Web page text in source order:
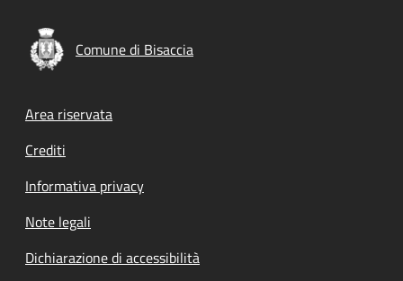
Comune di Bisaccia
Footer menu
Area riservata
Crediti
Informativa privacy
Note legali
Dichiarazione di accessibilità